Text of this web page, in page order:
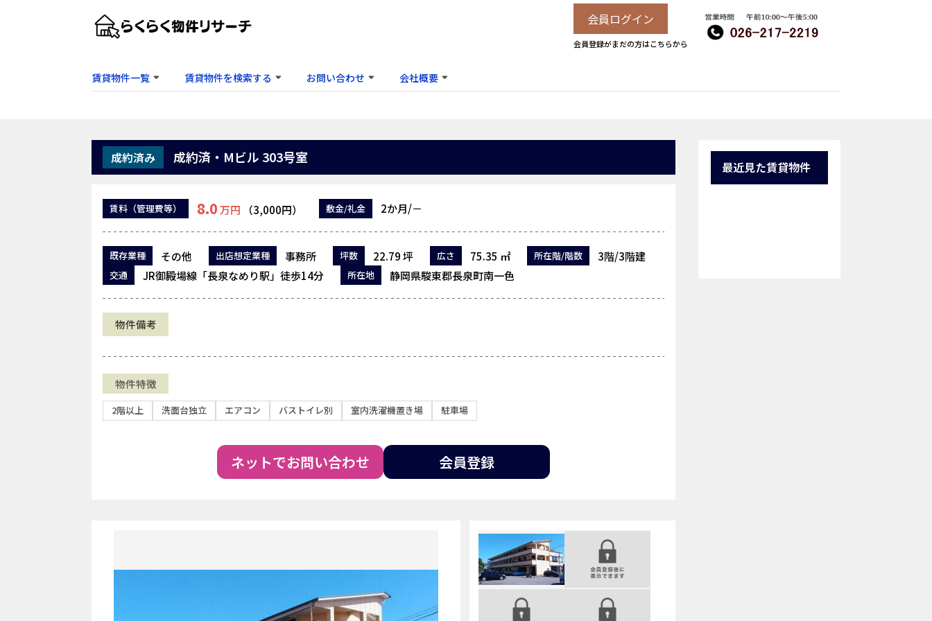
会員ログイン
会員登録がまだの方はこちらから
賃貸物件一覧 賃貸物件を検索する お問い合わせ 会社概要
成約済み 成約済・Mビル 303号室
賃料 （管理費等） 8.0万円 （3,000円） 敷金/礼金 2か月/－
既存業種 その他 出店想定業種 事務所 坪数 22.79 坪 広さ 75.35 ㎡ 所在階/階数 3階/3階建
交通 JR御殿場線「長泉なめり駅」徒歩14分 所在地 静岡県駿東郡長泉町南一色
物件備考
物件特徴
2階以上 洗面台独立 エアコン バストイレ別 室内洗濯機置き場 駐車場
ネットでお問い合わせ 会員登録
最近見た賃貸物件